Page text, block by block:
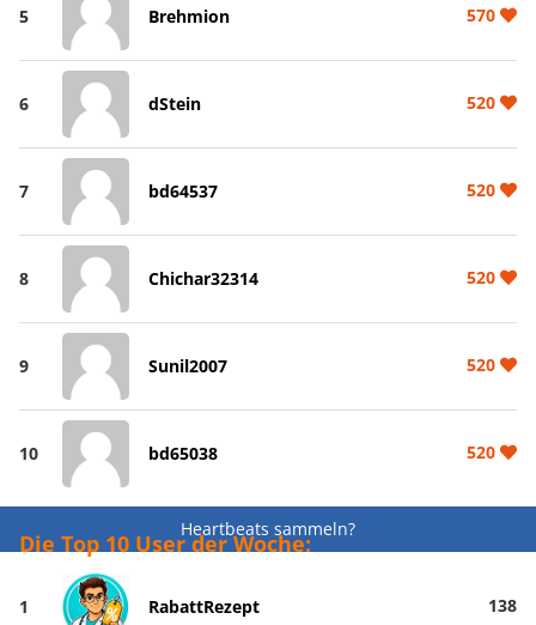
5 Brehmion 570
6 dStein 520
7 bd64537 520
8 Chichar32314 520
9 Sunil2007 520
10 bd65038 520
Heartbeats sammeln?
Die Top 10 User der Woche:
1 RabattRezept 138